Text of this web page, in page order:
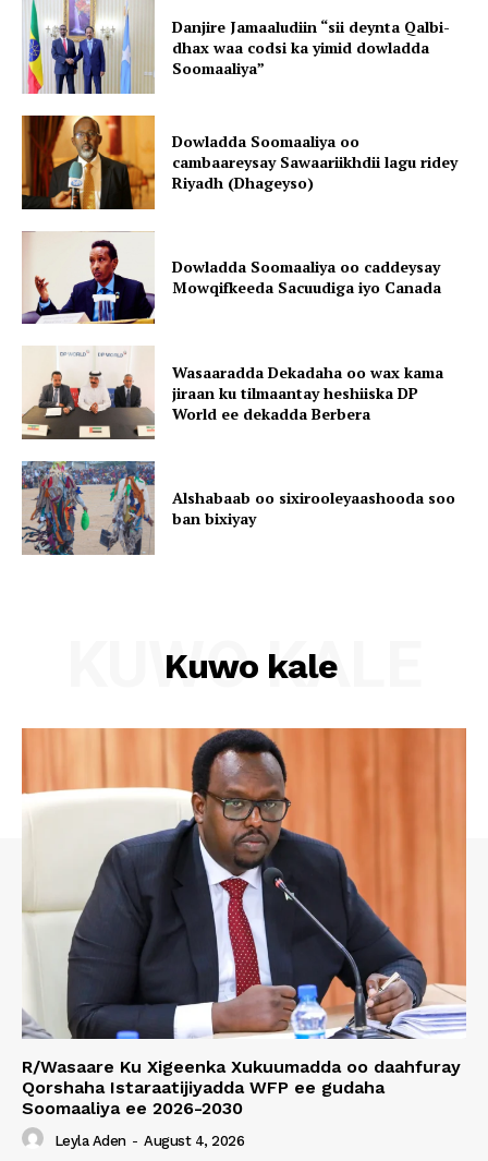
Danjire Jamaaludiin “sii deynta Qalbi-
dhax waa codsi ka yimid dowladda
Soomaaliya”
Dowladda Soomaaliya oo
cambaareysay Sawaariikhdii lagu ridey
Riyadh (Dhageyso)
Dowladda Soomaaliya oo caddeysay
Mowqifkeeda Sacuudiga iyo Canada
Wasaaradda Dekadaha oo wax kama
jiraan ku tilmaantay heshiiska DP
World ee dekadda Berbera
Alshabaab oo sixirooleyaashooda soo
ban bixiyay
Kuwo kale
KUWO KALE
R/Wasaare Ku Xigeenka Xukuumadda oo daahfuray
Qorshaha Istaraatijiyadda WFP ee gudaha
Soomaaliya ee 2026-2030
Leyla Aden - August 4, 2026